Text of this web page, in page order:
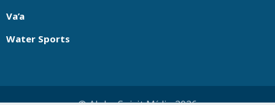
Va’a
Water Sports